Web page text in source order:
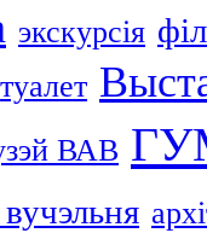
экскурсія
туалет
ВАВ